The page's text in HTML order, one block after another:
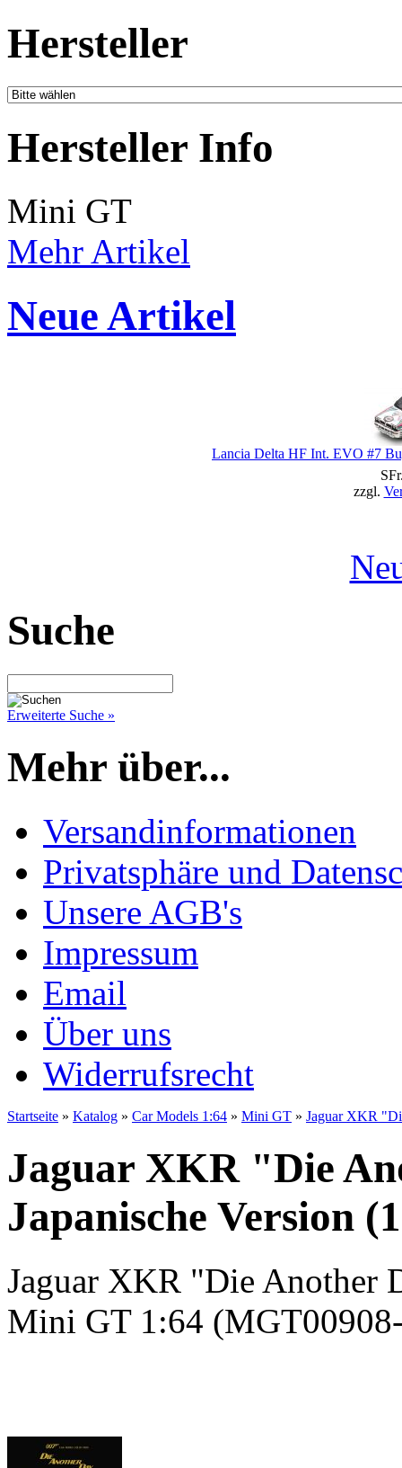
Hersteller
Hersteller Info
Mini GT
Mehr Artikel
Neue Artikel
Lancia Delta HF Int. EVO #7
zzgl.
Suche
Erweiterte Suche »
Mehr über...
Versandinformationen
Privatsphäre und
Unsere AGB's
Impressum
Email
Über uns
Widerrufsrecht
Startseite » Katalog » Car Models 1:64 » Mini GT » Jaguar XKR
Jaguar XKR "Die
Japanische Version
Jaguar XKR "Die Another
Mini GT 1:64